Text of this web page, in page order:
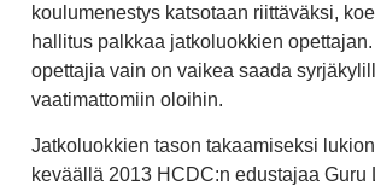
koulumenestys katsotaan riittäväksi,
hallitus palkkaa jatkoluokkien
opettajia vain on vaikea saada
vaatimattomiin oloihin.
Jatkoluokkien tason takaamiseksi
keväällä 2013 HCDC:n edustajaa Guru